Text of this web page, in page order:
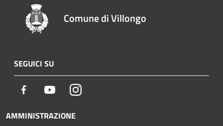
Comune di Villongo
SEGUICI SU
Facebook YoutubeInstagram
AMMINISTRAZIONE